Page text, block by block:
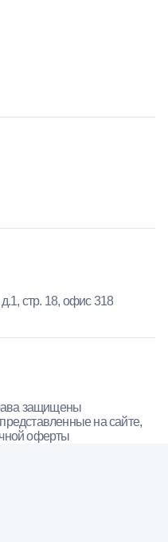
стр. 18, офис 318
защищены
на сайте,
оферты